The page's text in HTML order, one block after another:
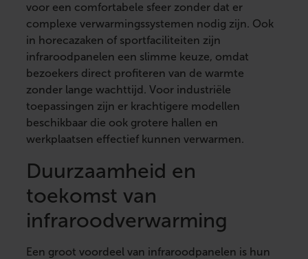
voor een comfortabele sfeer zonder dat er
complexe verwarmingssystemen nodig zijn. Ook
in horecazaken of sportfaciliteiten zijn
infraroodpanelen een slimme keuze, omdat
bezoekers direct profiteren van de warmte
zonder lange wachttijd. Voor industriële
toepassingen zijn er krachtigere modellen
beschikbaar die ook grotere hallen en
werkplaatsen effectief kunnen verwarmen.
Duurzaamheid en
toekomst van
infraroodverwarming
Een groot voordeel van infraroodpanelen is hun